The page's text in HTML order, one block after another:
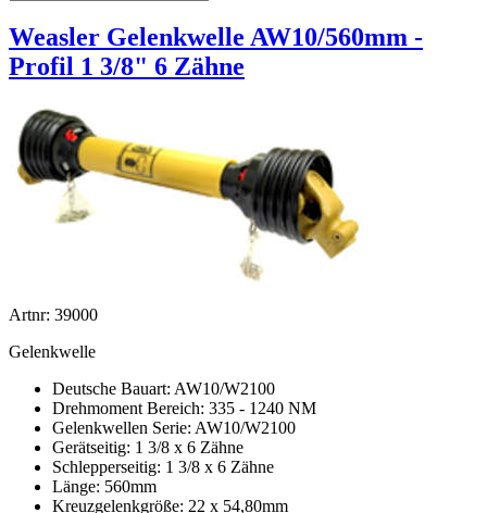
Weasler Gelenkwelle AW10/560mm -
Profil 1 3/8" 6 Zähne
Artnr: 39000
Gelenkwelle
Deutsche Bauart: AW10/W2100
Drehmoment Bereich: 335 - 1240 NM
Gelenkwellen Serie: AW10/W2100
Gerätseitig: 1 3/8 x 6 Zähne
Schlepperseitig: 1 3/8 x 6 Zähne
Länge: 560mm
Kreuzgelenkgröße: 22 x 54,80mm